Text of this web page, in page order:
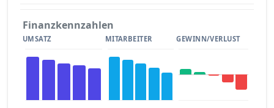
Finanzkennzahlen
UMSATZ MITARBEITER GEWINN/VERLUST